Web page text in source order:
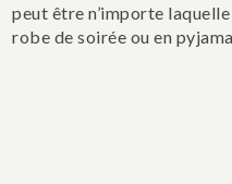
peut être n’importe laquelle
robe de soirée ou en